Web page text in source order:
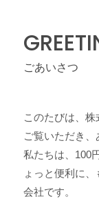
ごあいさつ
このたびは、
ご覧いただき、
私たちは、100
ょっと便利に
会社です。